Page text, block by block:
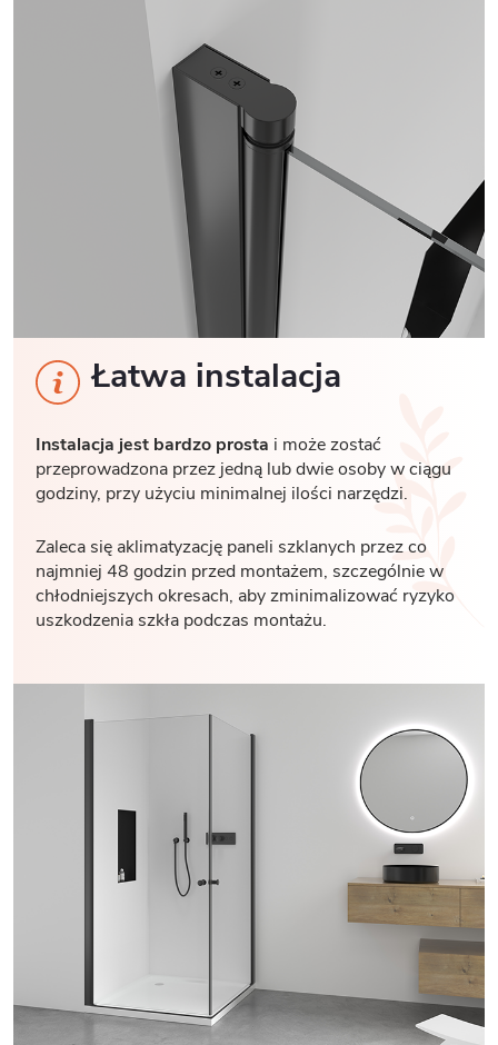
Łatwa instalacja
Instalacja jest bardzo prosta i może zostać
przeprowadzona przez jedną lub dwie osoby w ciągu
godziny, przy użyciu minimalnej ilości narzędzi.
Zaleca się aklimatyzację paneli szklanych przez co
najmniej 48 godzin przed montażem, szczególnie w
chłodniejszych okresach, aby zminimalizować ryzyko
uszkodzenia szkła podczas montażu.